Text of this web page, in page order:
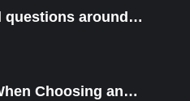
questions around…
Choosing an…